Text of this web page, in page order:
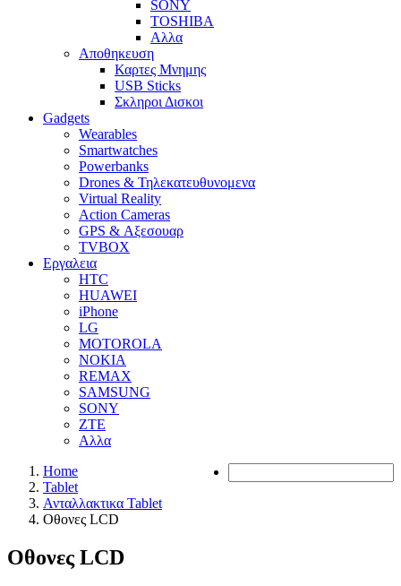
SONY
TOSHIBA
Αλλα
Αποθηκευση
Καρτες Μνημης
USB Sticks
Σκληροι Δισκοι
Gadgets
Wearables
Smartwatches
Powerbanks
Drones & Τηλεκατευθυνομενα
Virtual Reality
Action Cameras
GPS & Αξεσουαρ
TVBOX
Εργαλεια
HTC
HUAWEI
iPhone
LG
MOTOROLA
NOKIA
REMAX
SAMSUNG
SONY
ZTE
Αλλα
Home
Tablet
Ανταλλακτικα Tablet
Οθονες LCD
Οθονες LCD